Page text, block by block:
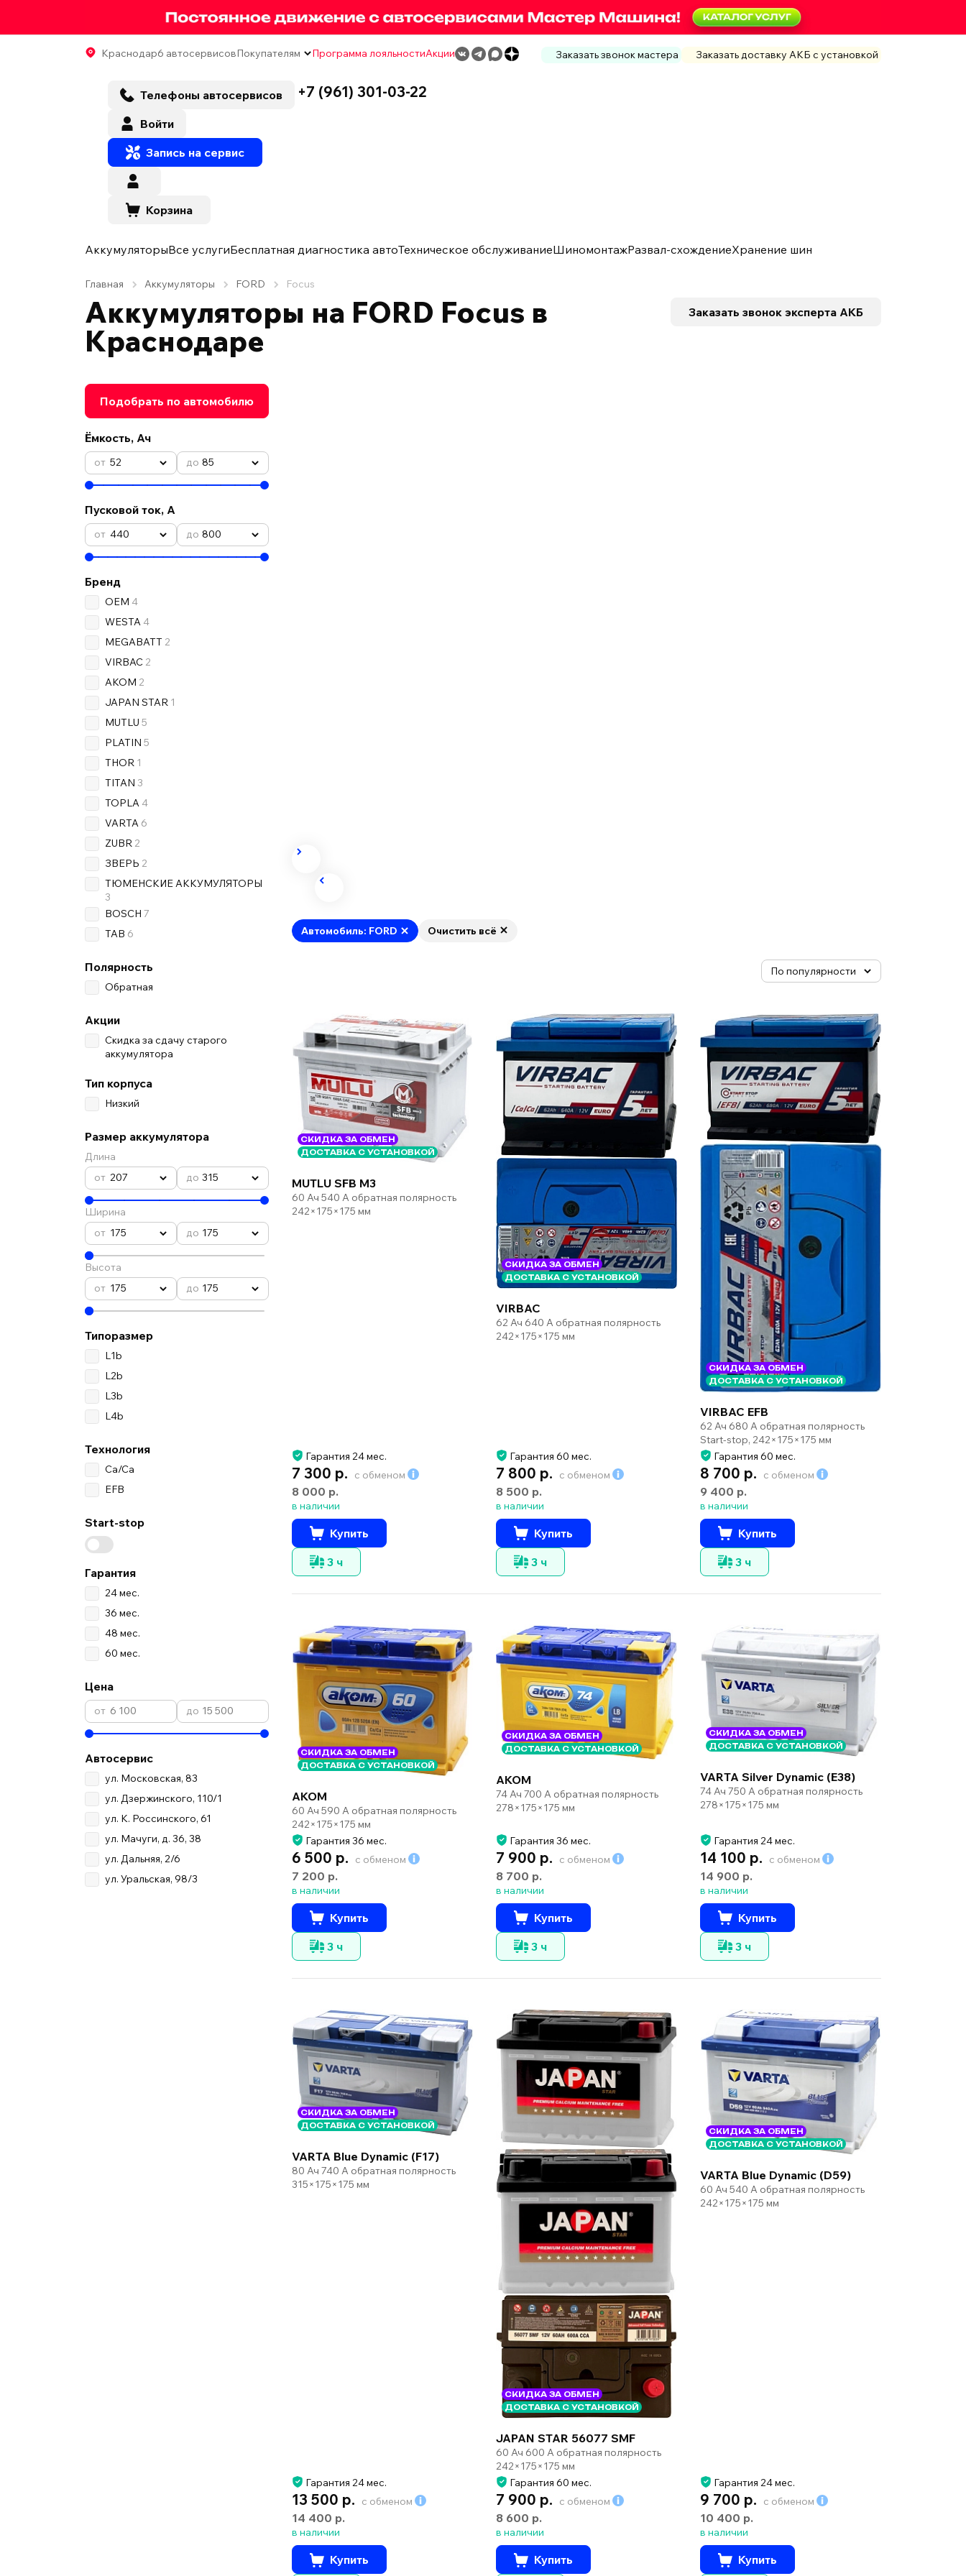
Краснодар6 автосервисовПокупателям Программа лояльностиАкции Заказать звонок мастера Заказать доставку АКБ с установкой
Телефоны автосервисов +7 (961) 301-03-22
Войти
Запись на сервис
Корзина
АккумуляторыВсе услугиБесплатная диагностика автоТехническое обслуживаниеШиномонтажРазвал-схождениеХранение шин
Главная Аккумуляторы FORD Focus
Аккумуляторы на FORD Focus в
Краснодаре
Заказать звонок эксперта АКБ
Подобрать по автомобилю
Ёмкость, Ач
52 85
Пусковой ток, А
440 800
Бренд
OEM 4
WESTA 4
MEGABATT 2
VIRBAC 2
AKOM 2
JAPAN STAR 1
MUTLU 5
PLATIN 5
THOR 1
TITAN 3
TOPLA 4
VARTA 6
ZUBR 2
ЗВЕРЬ 2
ТЮМЕНСКИЕ АККУМУЛЯТОРЫ
3
BOSCH 7
TAB 6
Полярность
Обратная
Акции
Скидка за сдачу старого
аккумулятора
Тип корпуса
Низкий
Размер аккумулятора
Длина
207
315
Ширина
175
175
Высота
175
175
Типоразмер
L1b
L2b
L3b
L4b
Технология
Ca/Ca
EFB
Start-stop
Гарантия
24 мес.
36 мес.
48 мес.
60 мес.
Цена
Автосервис
ул. Московская, 83
ул. Дзержинского, 110/1
ул. К. Россинского, 61
ул. Мачуги, д. 36, 38
ул. Дальняя, 2/6
ул. Уральская, 98/3
Автомобиль: FORD Очистить всё
СКИДКА ЗА ОБМЕН
ДОСТАВКА С УСТАНОВКОЙ
MUTLU SFB M3
60 Ач 540 А обратная полярность
242×175×175 мм
Гарантия 24 мес.
7 300 р. с обменом
8 000 р.
в наличии
Купить
3 ч
СКИДКА ЗА ОБМЕН
ДОСТАВКА С УСТАНОВКОЙ
VIRBAC
62 Ач 640 А обратная полярность
242×175×175 мм
Гарантия 60 мес.
7 800 р. с обменом
8 500 р.
в наличии
Купить
3 ч
СКИДКА ЗА ОБМЕН
ДОСТАВКА С УСТАНОВКОЙ
VIRBAC EFB
62 Ач 680 А обратная полярность
Start-stop, 242×175×175 мм
Гарантия 60 мес.
8 700 р. с обменом
9 400 р.
в наличии
Купить
3 ч
СКИДКА ЗА ОБМЕН
ДОСТАВКА С УСТАНОВКОЙ
AKOM
60 Ач 590 А обратная полярность
242×175×175 мм
Гарантия 36 мес.
6 500 р. с обменом
7 200 р.
в наличии
Купить
3 ч
СКИДКА ЗА ОБМЕН
ДОСТАВКА С УСТАНОВКОЙ
AKOM
74 Ач 700 А обратная полярность
278×175×175 мм
Гарантия 36 мес.
7 900 р. с обменом
8 700 р.
в наличии
Купить
3 ч
СКИДКА ЗА ОБМЕН
ДОСТАВКА С УСТАНОВКОЙ
VARTA Silver Dynamic (E38)
74 Ач 750 А обратная полярность
278×175×175 мм
Гарантия 24 мес.
14 100 р. с обменом
14 900 р.
в наличии
Купить
3 ч
СКИДКА ЗА ОБМЕН
ДОСТАВКА С УСТАНОВКОЙ
VARTA Blue Dynamic (F17)
80 Ач 740 А обратная полярность
315×175×175 мм
Гарантия 24 мес.
13 500 р. с обменом
14 400 р.
в наличии
Купить
СКИДКА ЗА ОБМЕН
ДОСТАВКА С УСТАНОВКОЙ
JAPAN STAR 56077 SMF
60 Ач 600 А обратная полярность
242×175×175 мм
Гарантия 60 мес.
7 900 р. с обменом
8 600 р.
в наличии
Купить
СКИДКА ЗА ОБМЕН
ДОСТАВКА С УСТАНОВКОЙ
VARTA Blue Dynamic (D59)
60 Ач 540 А обратная полярность
242×175×175 мм
Гарантия 24 мес.
9 700 р. с обменом
10 400 р.
в наличии
Купить